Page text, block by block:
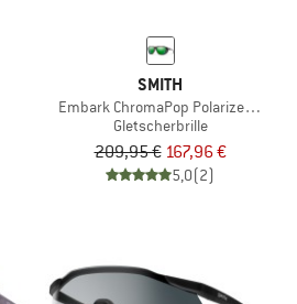
SMITH
Embark ChromaPop Polarized Mirror
Gletscherbrille
209,95 € 167,96 €
5,0(2)